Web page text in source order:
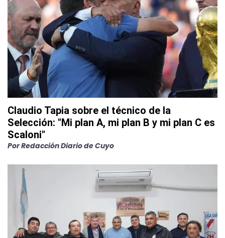
Claudio Tapia sobre el técnico de la
Selección: "Mi plan A, mi plan B y mi plan C es
Scaloni"
PorRedacción Diario de Cuyo